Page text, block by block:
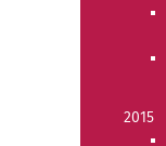
2015